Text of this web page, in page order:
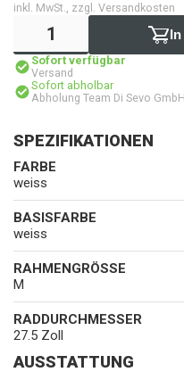
inkl. MwSt., zzgl. Versandkosten
Sofort verfügbar
Versand
Sofort abholbar
Abholung Team Di Sevo GmbH
SPEZIFIKATIONEN
FARBE
weiss
BASISFARBE
weiss
RAHMENGRÖSSE
M
RADDURCHMESSER
27.5 Zoll
AUSSTATTUNG